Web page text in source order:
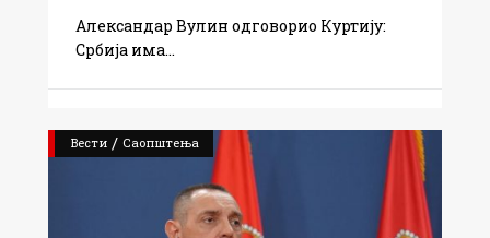
Александар Вулин одговорио Куртију:
Србија има
Вести / Саопштења